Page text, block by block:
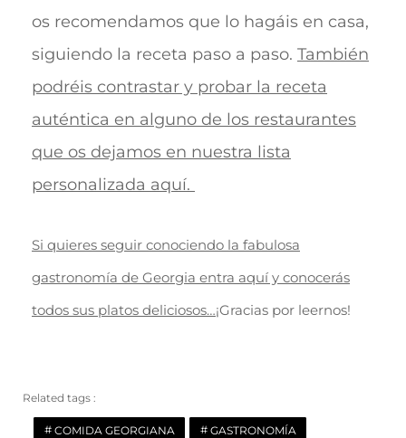
os recomendamos que lo hagáis en casa,
siguiendo la receta paso a paso. También
podréis contrastar y probar la receta
auténtica en alguno de los restaurantes
que os dejamos en nuestra lista
personalizada aquí.
Si quieres seguir conociendo la fabulosa
gastronomía de Georgia entra aquí y conocerás
todos sus platos deliciosos…¡Gracias por leernos!
Related tags :
COMIDA GEORGIANA GASTRONOMÍA